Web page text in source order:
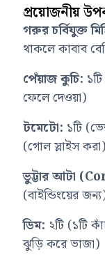
প্রয়োজনীয়
গরুর চর্বিযুক্ত
থাকলে কাবাব
পেঁয়াজ কুচি:
ফেলে দেওয়া)
টমেটো: ১টি
(গোল স্লাইস করা)
ভুট্টার আটা
(বাইন্ডিংয়ের
ডিম: ২টি (১টি
ঝুড়ি করে ভাজা)